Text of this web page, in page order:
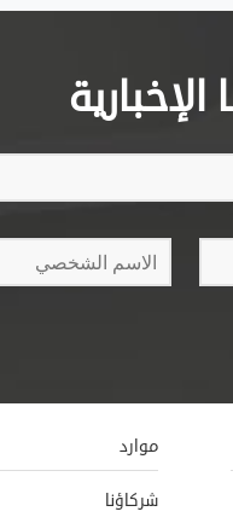
موارد
شركاؤنا